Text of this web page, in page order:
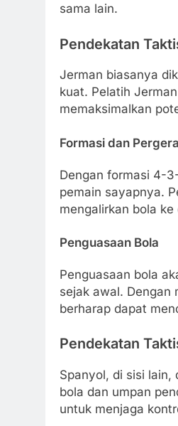
sama lain.
Pendekatan
Jerman biasanya
kuat. Pelatih
memaksimalkan
Formasi dan
Dengan formasi 4-
pemain sayapnya.
mengalirkan bola
Penguasaan Bola
Penguasaan bola
sejak awal. Dengan
berharap dapat
Pendekatan
Spanyol, di sisi lain,
bola dan umpan
untuk menjaga